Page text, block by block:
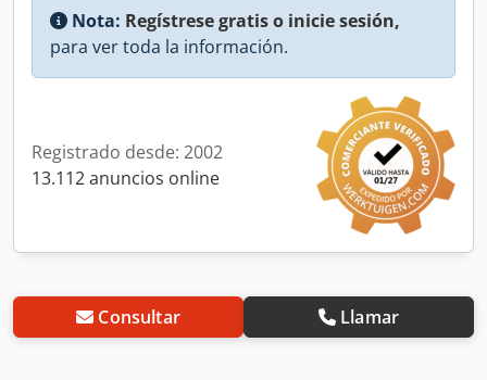
Nota: Regístrese gratis o inicie sesión,
para ver toda la información.
Registrado desde: 2002
13.112 anuncios online
Consultar Llamar